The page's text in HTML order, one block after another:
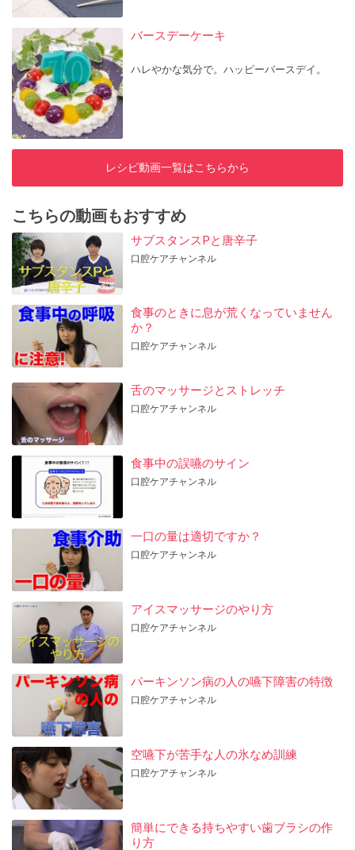
バースデーケーキ
ハレやかな気分で。ハッピーバースデイ。
レシピ動画一覧はこちらから
こちらの動画もおすすめ
サブスタンスPと唐辛子
口腔ケアチャンネル
食事のときに息が荒くなっていません
か？
口腔ケアチャンネル
舌のマッサージとストレッチ
口腔ケアチャンネル
食事中の誤嚥のサイン
口腔ケアチャンネル
一口の量は適切ですか？
口腔ケアチャンネル
アイスマッサージのやり方
口腔ケアチャンネル
パーキンソン病の人の嚥下障害の特徴
口腔ケアチャンネル
空嚥下が苦手な人の氷なめ訓練
口腔ケアチャンネル
簡単にできる持ちやすい歯ブラシの作
り方